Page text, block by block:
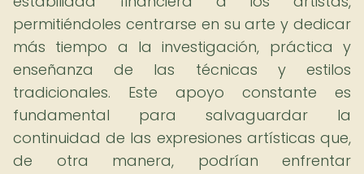
permitiéndoles centrarse en su arte y dedicar
más tiempo a la investigación, práctica y
enseñanza de las técnicas y estilos
tradicionales. Este apoyo constante es
fundamental para salvaguardar la
continuidad de las expresiones artísticas que,
de otra manera, podrían enfrentar